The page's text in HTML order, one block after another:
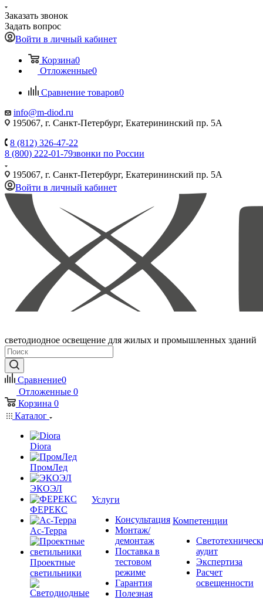
Заказать звонок
Задать вопрос
Войти в личный кабинет
Корзина0
Отложенные0
Сравнение товаров0
info@m-diod.ru
195067, г. Санкт-Петербург, Екатерининский пр. 5А
8 (812) 326-47-22
8 (800) 222-01-79звонки по России
195067, г. Санкт-Петербург, Екатерининский пр. 5А
Войти в личный кабинет
светодиодное освещение для жилых и промышленных зданий
Сравнение0
Отложенные 0
Корзина 0
Каталог
Diora
ПромЛед
ЭКОЭЛ
ФЕРЕКС
Ас-Терра
Проектные
светильники
Услуги
Консультация
Монтаж/
демонтаж
Поставка в
тестовом
режиме
Гарантия
Полезная
Компетенции
аудит
Экспертиза
Расчет
освещенности